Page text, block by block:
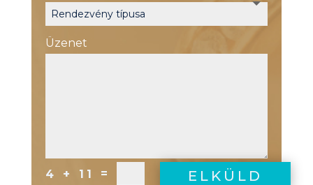
Üzenet
4 + 11 = ELKÜLD